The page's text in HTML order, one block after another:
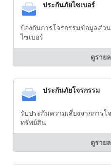
ประกันภัยไซเบอร์
ป้องกันการโจรกรรมข้อมูลส่ว
ไซเบอร์
ดูราย
ประกันภัยโจรกรรม
รับประกันความเสี่ยงจากการ
ทรัพย์สิน
ดูราย